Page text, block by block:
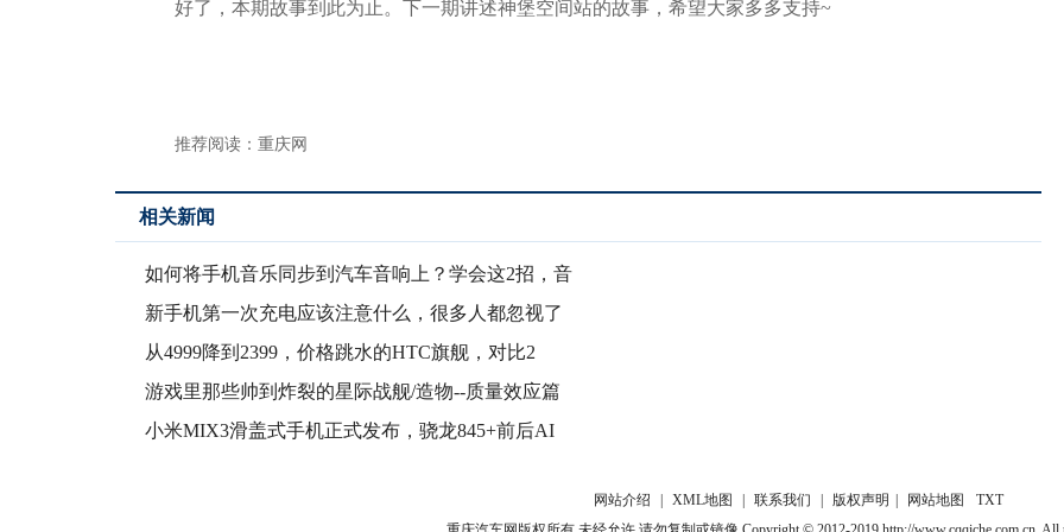
好了，本期故事到此为止。下一期讲述神堡空间站的故事，希望大家多多支持~
推荐阅读： 重庆网
相关新闻
如何将手机音乐同步到汽车音响上？学会这2招，音
质完美
新手机第一次充电应该注意什么，很多人都忽视了
从4999降到2399，价格跳水的HTC旗舰，对比2
游戏里那些帅到炸裂的星际战舰/造物--质量效应篇
（三
小米MIX3滑盖式手机正式发布，骁龙845+前后AI
网站介绍 XML地图 联系我们 版权声明 网站地图
TXT